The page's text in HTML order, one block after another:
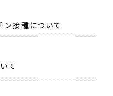
ン接種について
て